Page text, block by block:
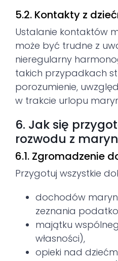
5.2. Kontakty z
Ustalanie kontaktów
może być trudne z
nieregularny
takich przypadkach
porozumienie,
w trakcie urlopu
6. Jak się
rozwodu z
6.1. Zgromadzenie
Przygotuj wszystkie
dochodów
zeznania
majątku
własności),
opieki nad